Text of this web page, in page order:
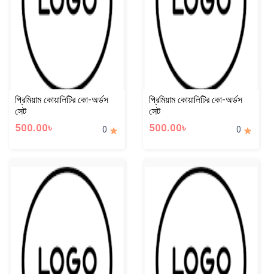
প্রিমিয়াম কোয়ালিটির কো-অর্ডস
সেট
500.00৳ 0
প্রিমিয়াম কোয়ালিটির কো-অর্ডস
সেট
500.00৳ 0